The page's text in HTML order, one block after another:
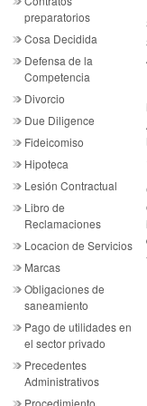
preparatorios
Cosa Decidida
Defensa de la
Competencia
Divorcio
Due Diligence
Fideicomiso
Hipoteca
Lesión Contractual
Libro de
Reclamaciones
Locacion de Servicios
Marcas
Obligaciones de
saneamiento
Pago de utilidades en
el sector privado
Precedentes
Administrativos